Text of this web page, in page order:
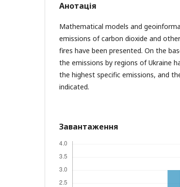
Анотація
Mathematical models and
emissions of carbon dioxide and
fires have been presented. On the
the emissions by regions of Ukraine
the highest specific emissions, and
indicated.
Завантаження